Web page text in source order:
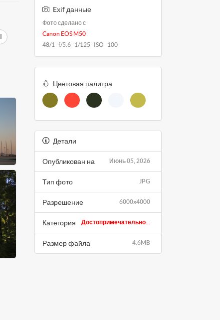
Exif данные
Фото сделано с
Canon EOS M50
48/1 f/5.6 1/125 ISO 100
Цветовая палитра
Детали
Июнь 05, 2026
Опубликован на
JPG
Тип фото
6000x4000
Разрешение
Достопримечательно...
Категория
4.6MB
Размер файла